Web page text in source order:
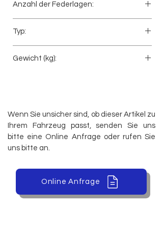
Anzahl der Federlagen:
Typ:
Gewicht (kg):
Wenn Sie unsicher sind, ob dieser Artikel zu
Ihrem Fahrzeug passt, senden Sie uns
bitte eine Online Anfrage oder rufen Sie
uns bitte an.
Online Anfrage